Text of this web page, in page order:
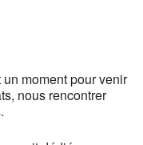
moment pour venir
nous rencontrer